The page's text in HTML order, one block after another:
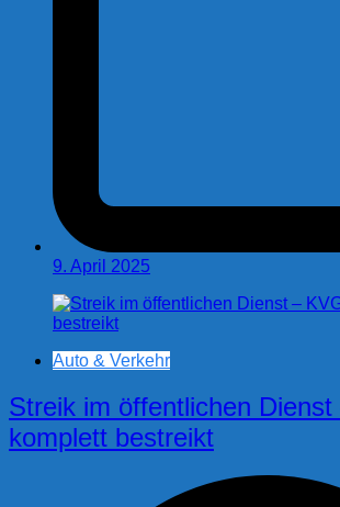
9. April 2025
Auto & Verkehr
Streik im öffentlichen Dienst
komplett bestreikt